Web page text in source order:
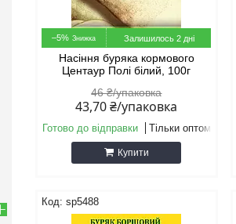
–5% Залишилось 2 дні
Насіння буряка кормового
Центаур Полі білий, 100г
46 ₴/упаковка
43,70 ₴/упаковка
Готово до відправки Тільки оптом
Купити
sp5488